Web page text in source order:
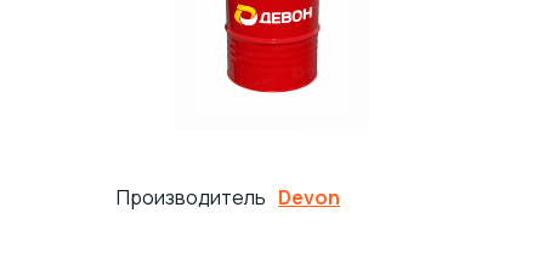
Производитель Devon
МОТОРНОЕ МАСЛО ДЛЯ СУДОВЫХ ДВИГАТЕЛЕЙ
МНОГОЦЕЛЕВЫЕ СМАЗКИ
ТЕХНОЛОГИЧЕСКИЕ СМАЗКИ